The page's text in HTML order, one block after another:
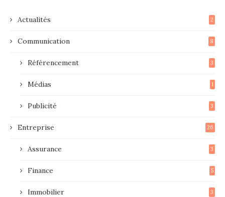
Actualités 2
Communication 8
Référencement 3
Médias 1
Publicité 3
Entreprise 26
Assurance 3
Finance 5
Immobilier 3